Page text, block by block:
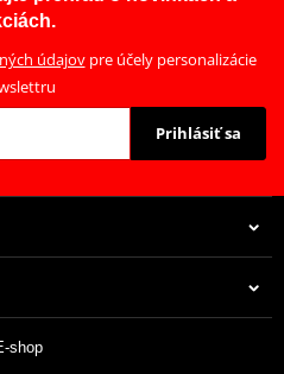
údajovpre účely personalizácie
Prihlásiť sa
shop